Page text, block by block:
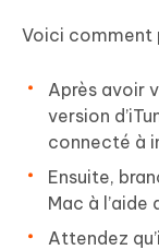
Voici comment
Après avoir
version
connecté à
Ensuite,
Mac à l’aide
Attendez